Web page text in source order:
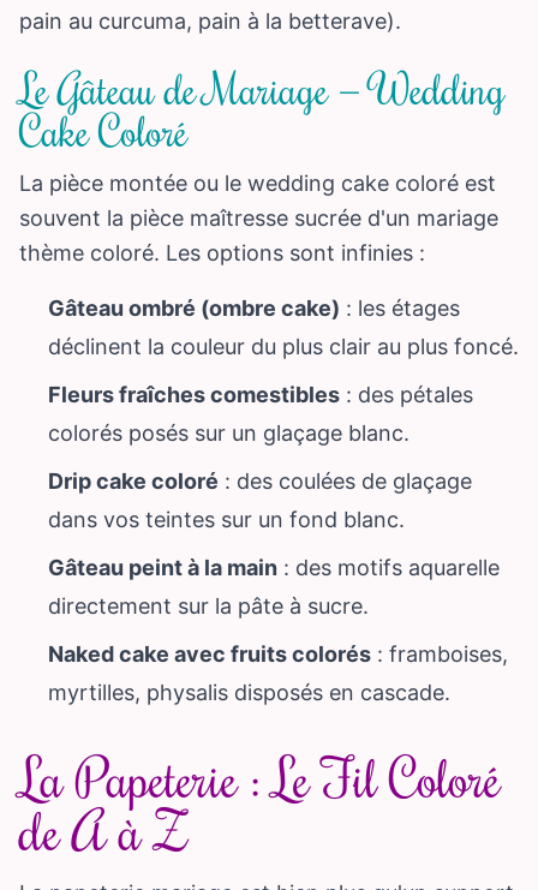
pain au curcuma, pain à la betterave).
Le Gâteau de Mariage — Wedding
Cake Coloré
La pièce montée ou le wedding cake coloré est
souvent la pièce maîtresse sucrée d'un mariage
thème coloré. Les options sont infinies :
Gâteau ombré (ombre cake) : les étages
déclinent la couleur du plus clair au plus foncé.
Fleurs fraîches comestibles : des pétales
colorés posés sur un glaçage blanc.
Drip cake coloré : des coulées de glaçage
dans vos teintes sur un fond blanc.
Gâteau peint à la main : des motifs aquarelle
directement sur la pâte à sucre.
Naked cake avec fruits colorés : framboises,
myrtilles, physalis disposés en cascade.
La Papeterie : Le Fil Coloré
de A à Z